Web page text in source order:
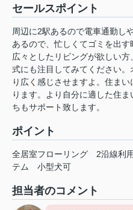
セールスポイント
周辺に2駅あるので電車通勤し
あるので、忙しくてゴミを出す
広々としたリビングが欲しい
式にも注目してみてください
り広く感じさせますよ。住ま
ります。より自分に適した住
ちもサポート致します。
ポイント
全居室フローリング 2沿線利
テム
小型犬可
担当者のコメント